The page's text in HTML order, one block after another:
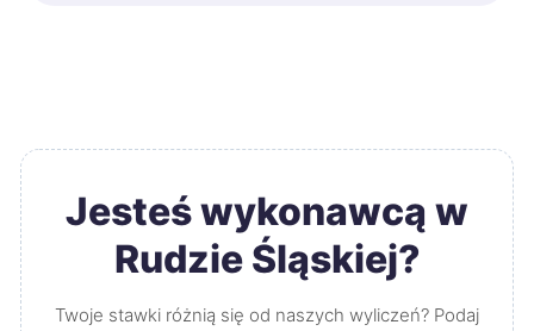
Jesteś wykonawcą w
Rudzie Śląskiej?
Twoje stawki różnią się od naszych wyliczeń? Podaj